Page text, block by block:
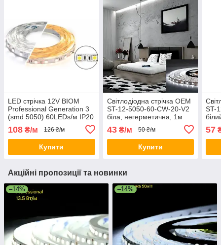
LED стрічка 12V BIOM
Professional Generation 3
(smd 5050) 60LEDs/м IP20
3300K)
108 ₴/м 126 ₴/м
Купити
Світлодіодна стрічка OEM
ST-12-5050-60-CW-20-V2
біла, негерметична, 1м
43₴/м 50 ₴/м
Купити
ST-
57
Акційні пропозиції та новинки
–14% –14%